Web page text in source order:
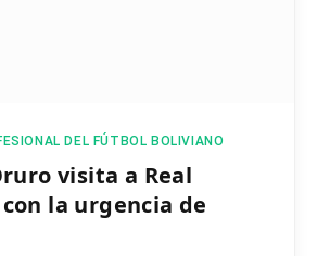
DEL FÚTBOL BOLIVIANO
visita a Real
la urgencia de